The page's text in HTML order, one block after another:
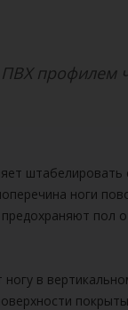
профилем
штабелировать
ноги
пол
в